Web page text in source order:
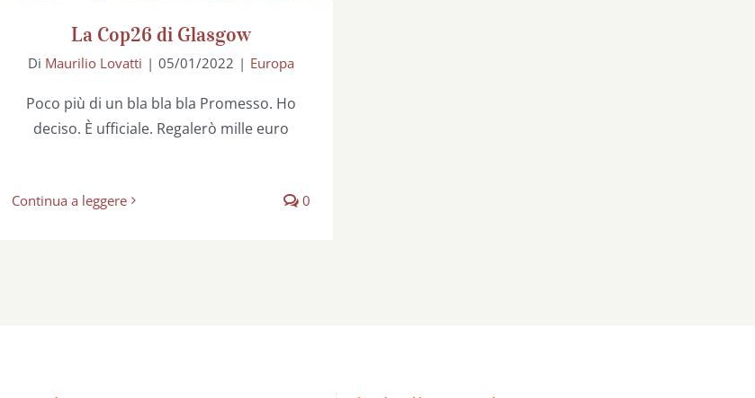
La Cop26 di Glasgow
Di Maurilio Lovatti | 05/01/2022 | Europa
Poco più di un bla bla bla Promesso. Ho
deciso. È ufficiale. Regalerò mille euro
Continua a leggere 0